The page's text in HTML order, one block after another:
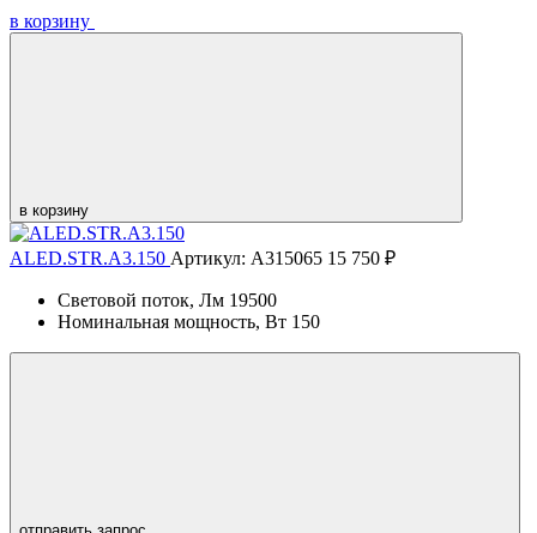
в корзину
в корзину
ALED.STR.A3.150 Артикул: А315065 15 750 ₽
Световой поток, Лм 19500
Номинальная мощность, Вт 150